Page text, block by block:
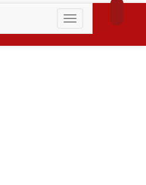
Toggle
navigation